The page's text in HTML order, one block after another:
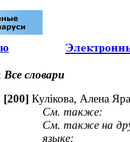
Все словари
[200] Кулікова, Алена
См. также:
См. также на
языке: